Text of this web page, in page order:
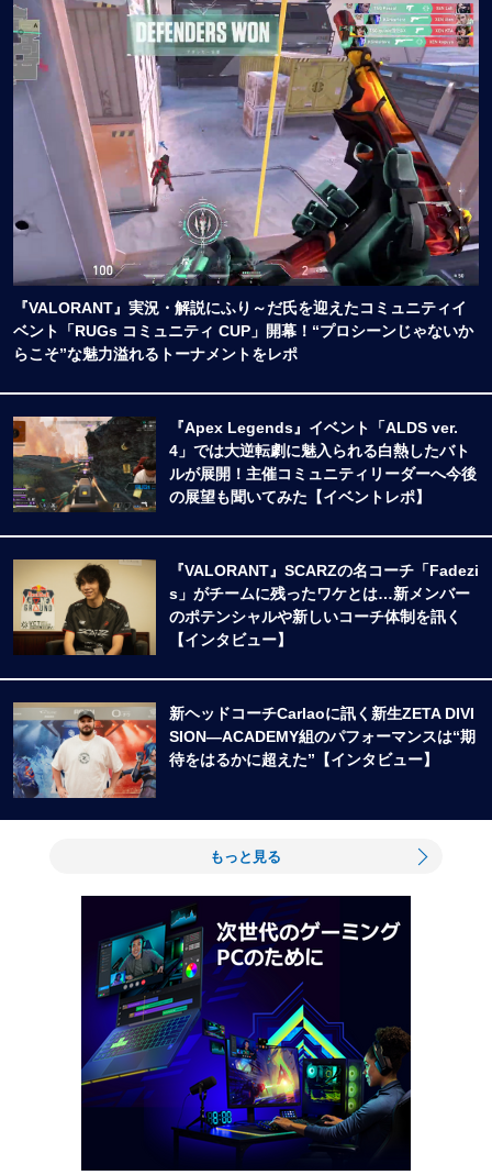
『VALORANT』実況・解説にふり～だ氏を迎えたコミュニティイ
ベント「RUGs コミュニティ CUP」開幕！“プロシーンじゃないか
らこそ”な魅力溢れるトーナメントをレポ
『Apex Legends』イベント「ALDS ver.
4」では大逆転劇に魅入られる白熱したバト
ルが展開！主催コミュニティリーダーへ今後
の展望も聞いてみた【イベントレポ】
『VALORANT』SCARZの名コーチ「Fadezi
s」がチームに残ったワケとは…新メンバー
のポテンシャルや新しいコーチ体制を訊く
【インタビュー】
新ヘッドコーチCarlaoに訊く新生ZETA DIVI
SION―ACADEMY組のパフォーマンスは“期
待をはるかに超えた”【インタビュー】
もっと見る